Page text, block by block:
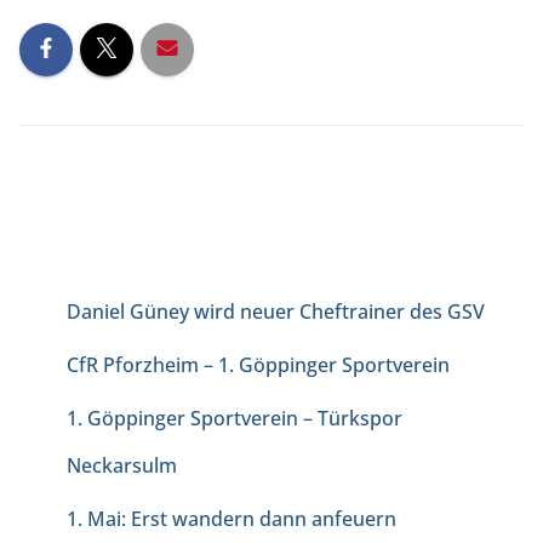
Daniel Güney wird neuer Cheftrainer des GSV
CfR Pforzheim – 1. Göppinger Sportverein
1. Göppinger Sportverein – Türkspor
Neckarsulm
1. Mai: Erst wandern dann anfeuern